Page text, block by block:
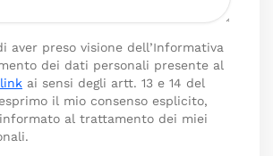
aver preso visione dell’Informativa
dei dati personali presente al
link ai sensi degli artt. 13 e 14 del
il mio consenso esplicito,
al trattamento dei miei